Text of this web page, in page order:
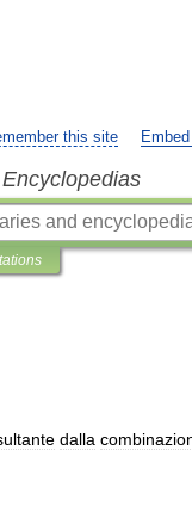
this site
dalla